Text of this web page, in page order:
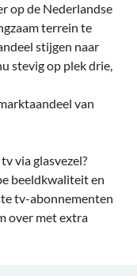
op de Nederlandse
terrein te
stijgen naar
stevig op plek drie,
van
via glasvezel?
beeldkwaliteit en
tv-abonnementen
over met extra